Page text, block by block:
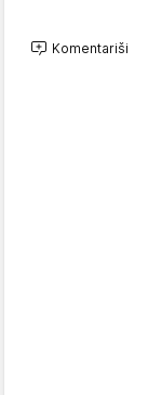
Komentariši